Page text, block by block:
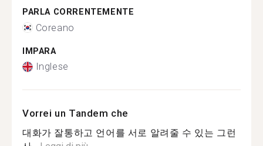
PARLA CORRENTEMENTE
Coreano
IMPARA
Inglese
Vorrei un Tandem che
대화가 잘통하고 언어를 서로 알려줄 수 있는 그런